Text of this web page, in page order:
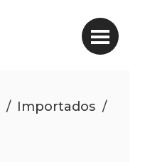
/ Importados /